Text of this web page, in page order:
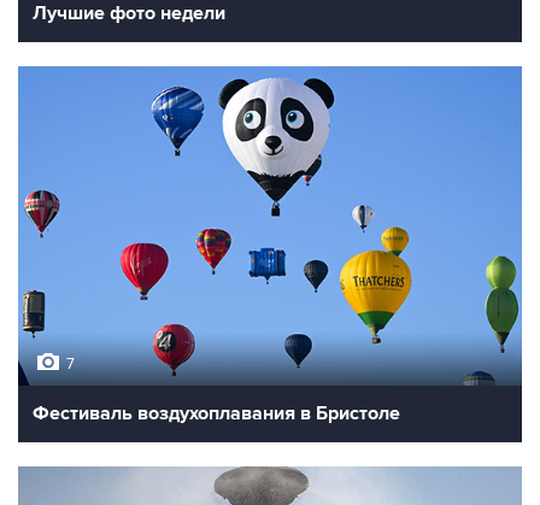
Лучшие фото недели
7
Фестиваль воздухоплавания в Бристоле